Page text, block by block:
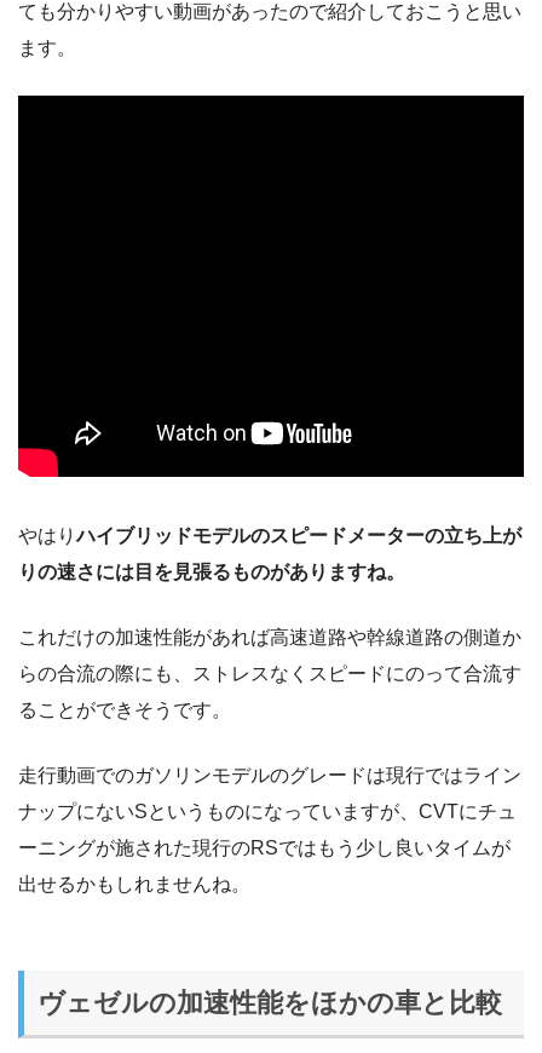
ても分かりやすい動画があったので紹介しておこうと思い
ます。
やはりハイブリッドモデルのスピードメーターの立ち上が
りの速さには目を見張るものがありますね。
これだけの加速性能があれば高速道路や幹線道路の側道か
らの合流の際にも、ストレスなくスピードにのって合流す
ることができそうです。
走行動画でのガソリンモデルのグレードは現行ではライン
ナップにないSというものになっていますが、CVTにチュ
ーニングが施された現行のRSではもう少し良いタイムが
出せるかもしれませんね。
ヴェゼルの加速性能をほかの車と比較